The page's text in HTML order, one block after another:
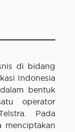
di bidang
Indonesia
bentuk
operator
Pada
menciptakan